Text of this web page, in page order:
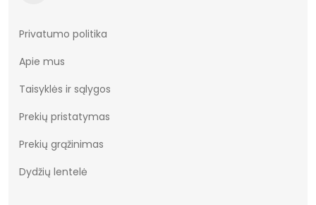
Privatumo politika
Apie mus
Taisyklės ir sąlygos
Prekių pristatymas
Prekių grąžinimas
Dydžių lentelė